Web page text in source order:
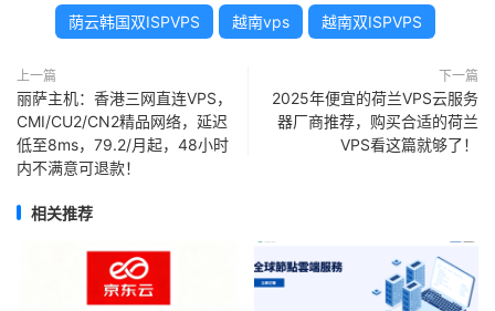
荫云韩国双ISPVPS 越南vps 越南双ISPVPS
上一篇
丽萨主机：香港三网直连VPS，
CMI/CU2/CN2精品网络，延迟
低至8ms，79.2/月起，48小时
内不满意可退款！
下一篇
2025年便宜的荷兰VPS云服务
器厂商推荐，购买合适的荷兰
VPS看这篇就够了！
相关推荐